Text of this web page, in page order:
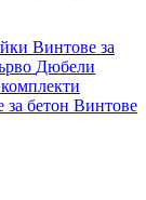
Винтове за
Дюбели
за бетон Винтове